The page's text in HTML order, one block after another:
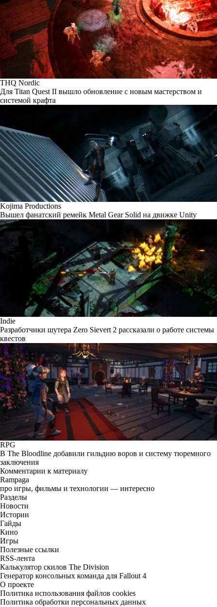
THQ Nordic
Для Titan Quest II вышло обновление с новым мастерством и
системой крафта
Kojima Productions
Вышел фанатский ремейк Metal Gear Solid на движке Unity
Indie
Разработчики шутера Zero Sievert 2 рассказали о работе системы
квестов
RPG
В The Bloodline добавили гильдию воров и систему тюремного
заключения
Комментарии к материалу
Rampaga
про игры, фильмы и технологии — интересно
Разделы
Новости
Истории
Гайды
Кино
Игры
Полезные ссылки
RSS-лента
Калькулятор скилов The Division
Генератор консольных команда для Fallout 4
О проекте
Политика использования файлов cookies
Политика обработки персональных данных